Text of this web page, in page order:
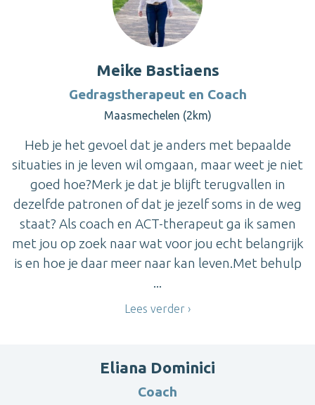
Meike Bastiaens
Gedragstherapeut en Coach
Maasmechelen (2km)
Heb je het gevoel dat je anders met bepaalde
situaties in je leven wil omgaan, maar weet je niet
goed hoe?Merk je dat je blijft terugvallen in
dezelfde patronen of dat je jezelf soms in de weg
staat? Als coach en ACT-therapeut ga ik samen
met jou op zoek naar wat voor jou echt belangrijk
is en hoe je daar meer naar kan leven.Met behulp
...
Lees verder
Eliana Dominici
Coach